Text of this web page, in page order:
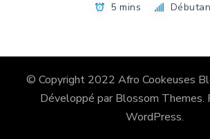
5 mins
© Copyright 2022 Afro Cookeuses
Développé par Blossom Themes.
WordPress.